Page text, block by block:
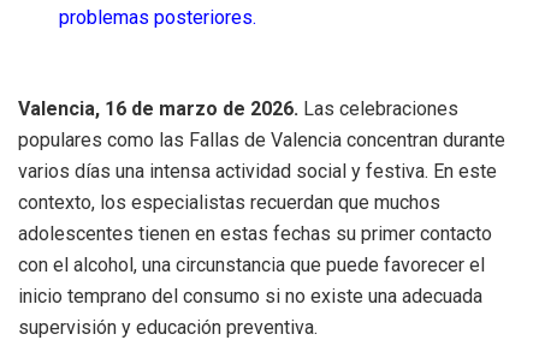
problemas posteriores.
Valencia, 16 de marzo de 2026. Las celebraciones
populares como las Fallas de Valencia concentran durante
varios días una intensa actividad social y festiva. En este
contexto, los especialistas recuerdan que muchos
adolescentes tienen en estas fechas su primer contacto
con el alcohol, una circunstancia que puede favorecer el
inicio temprano del consumo si no existe una adecuada
supervisión y educación preventiva.